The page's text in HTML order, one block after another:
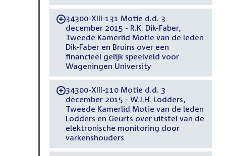
-34300-XIII-131 Motie d.d. 3
december 2015 - R.K. Dik-Faber,
Tweede Kamerlid Motie van de leden
Dik-Faber en Bruins over een
financieel gelijk speelveld voor
Wageningen University
-34300-XIII-110 Motie d.d. 3
december 2015 - W.J.H. Lodders,
Tweede Kamerlid Motie van de leden
Lodders en Geurts over uitstel van de
elektronische monitoring door
varkenshouders